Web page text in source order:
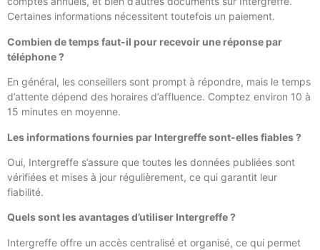
Certaines informations nécessitent toutefois un paiement.
Combien de temps faut-il pour recevoir une réponse par
téléphone ?
En général, les conseillers sont prompt à répondre, mais le temps
d’attente dépend des horaires d’affluence. Comptez environ 10 à
15 minutes en moyenne.
Les informations fournies par Intergreffe sont-elles fiables ?
Oui, Intergreffe s’assure que toutes les données publiées sont
vérifiées et mises à jour régulièrement, ce qui garantit leur
fiabilité.
Quels sont les avantages d’utiliser Intergreffe ?
Intergreffe offre un accès centralisé et organisé, ce qui permet